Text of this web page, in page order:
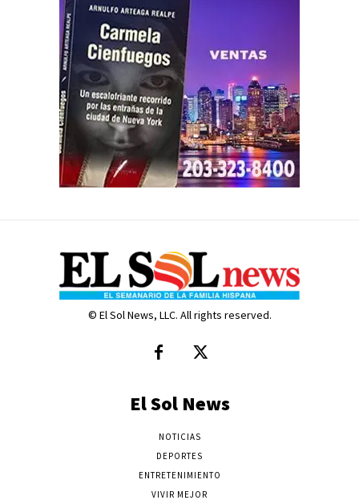
© El Sol News, LLC. All rights reserved.
El Sol News
NOTICIAS
DEPORTES
ENTRETENIMIENTO
VIVIR MEJOR